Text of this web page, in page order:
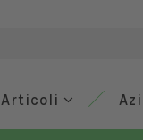
Articoli